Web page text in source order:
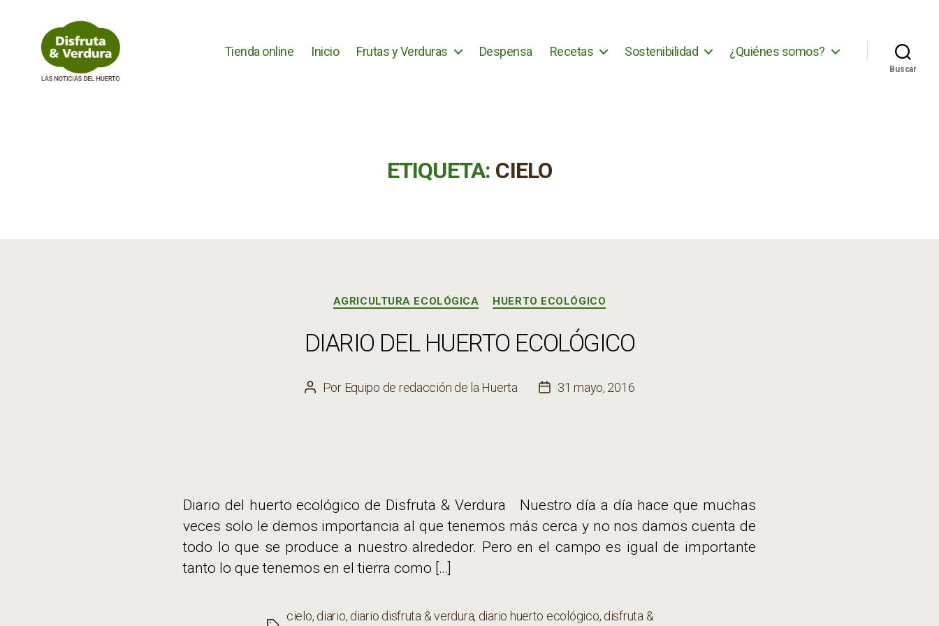
Tienda online Inicio Frutas y Verduras Despensa Recetas Sostenibilidad ¿Quiénes somos?
Buscar
ETIQUETA: CIELO
Categorías
AGRICULTURA ECOLÓGICA HUERTO ECOLÓGICO
DIARIO DEL HUERTO ECOLÓGICO
Autor
Por Equipo de redacción de la Huerta
Fecha
31 mayo, 2016
Diario del huerto ecológico de Disfruta & Verdura Nuestro día a día hace que muchas
veces solo le demos importancia al que tenemos más cerca y no nos damos cuenta de
todo lo que se produce a nuestro alrededor. Pero en el campo es igual de importante
tanto lo que tenemos en el tierra como […]
cielo, diario, diario disfruta & verdura, diario huerto ecológico, disfruta &